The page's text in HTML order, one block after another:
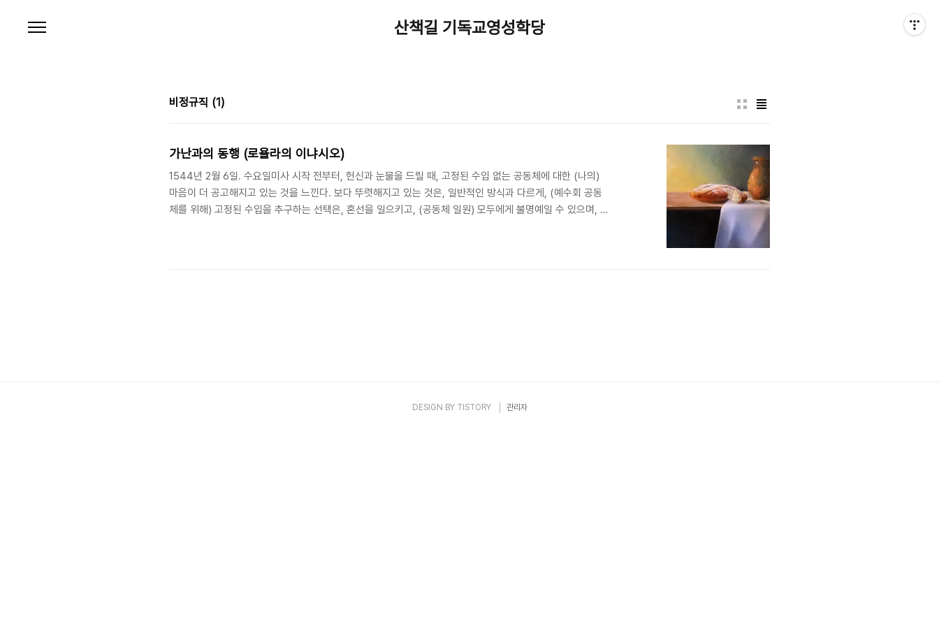
산책길 기독교영성학당
비정규직 (1)
가난과의 동행 (로욜라의 이냐시오)
1544년 2월 6일. 수요일미사 시작 전부터, 헌신과 눈물을 드릴 때, 고정된 수입 없는 공동체에 대한 (나의)
마음이 더 공고해지고 있는 것을 느낀다. 보다 뚜렷해지고 있는 것은, 일반적인 방식과 다르게, (예수회 공동
체를 위해) 고정된 수입을 추구하는 선택은, 혼선을 일으키고, (공동체 일원) 모두에게 불명예일 수 있으며, 우
DESIGN BY TISTORY 관리자